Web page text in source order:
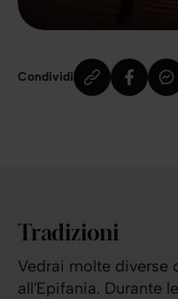
Condividi
Tradizioni
Vedrai molte diverse
all'Epifania. Durante